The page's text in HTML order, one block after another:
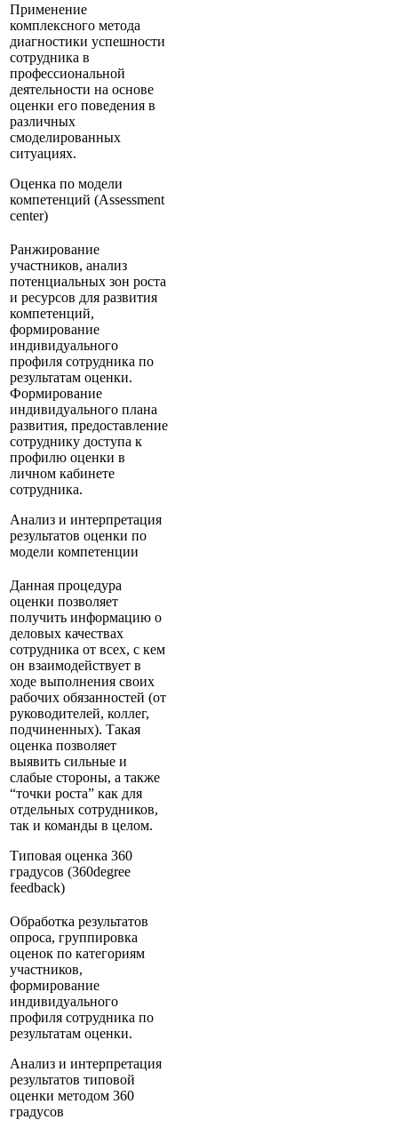
Применение
комплексного метода
диагностики успешности
сотрудника в
профессиональной
деятельности на основе
оценки его поведения в
различных
смоделированных
ситуациях.
Оценка по модели
компетенций (Assessment
center)
Ранжирование
участников, анализ
потенциальных зон роста
и ресурсов для развития
компетенций,
формирование
индивидуального
профиля сотрудника по
результатам оценки.
Формирование
индивидуального плана
развития, предоставление
сотруднику доступа к
профилю оценки в
личном кабинете
сотрудника.
Анализ и интерпретация
результатов оценки по
модели компетенции
Данная процедура
оценки позволяет
получить информацию о
деловых качествах
сотрудника от всех, с кем
он взаимодействует в
ходе выполнения своих
рабочих обязанностей (от
руководителей, коллег,
подчиненных). Такая
оценка позволяет
выявить сильные и
слабые стороны, а также
“точки роста” как для
отдельных сотрудников,
так и команды в целом.
Типовая оценка 360
градусов (360degree
feedback)
Обработка результатов
опроса, группировка
оценок по категориям
участников,
формирование
индивидуального
профиля сотрудника по
результатам оценки.
Анализ и интерпретация
результатов типовой
оценки методом 360
градусов